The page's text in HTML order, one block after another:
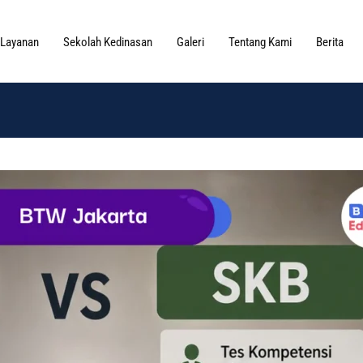
Layanan Sekolah Kedinasan Galeri Tentang Kami Berita